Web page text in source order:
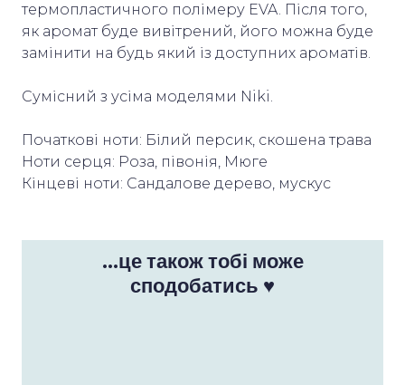
термопластичного полімеру EVA. Після того,
як аромат буде вивітрений, його можна буде
замінити на будь який із доступних ароматів.
Сумісний з усіма моделями Niki.
Початкові ноти: Білий персик, скошена трава
Ноти серця: Роза, півонія, Мюге
Кінцеві ноти: Сандалове дерево, мускус
...це також тобі може
сподобатись ♥